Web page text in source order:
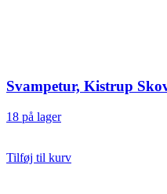
Svampetur, Kistrup
18 på lager
Tilføj til kurv